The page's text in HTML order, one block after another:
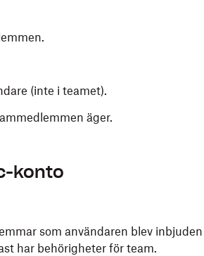
(inte i teamet).
äger.
konto
som användaren blev
har behörigheter för team.